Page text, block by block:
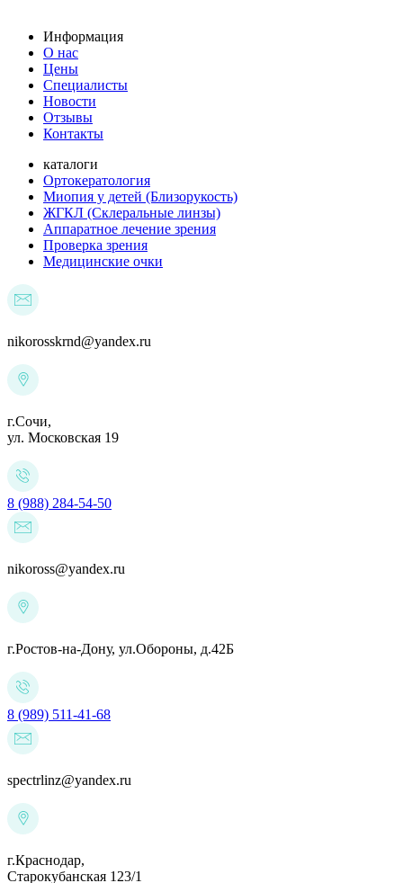
Информация
О нас
Цены
Специалисты
Новости
Отзывы
Контакты
каталоги
Ортокератология
Миопия у детей (Близорукость)
ЖГКЛ (Склеральные линзы)
Аппаратное лечение зрения
Проверка зрения
Медицинские очки
nikorosskrnd@yandex.ru
г.Сочи,
ул. Московская 19
8 (988) 284-54-50
nikoross@yandex.ru
г.Ростов-на-Дону, ул.Обороны, д.42Б
8 (989) 511-41-68
spectrlinz@yandex.ru
г.Краснодар,
Старокубанская 123/1